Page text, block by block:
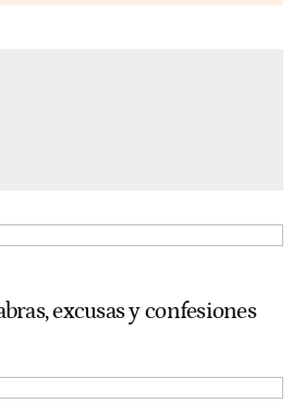
excusas y confesiones